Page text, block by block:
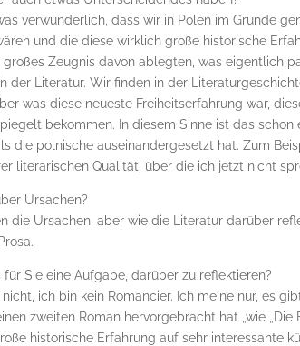
verwunderlich, dass wir in Polen im Grunde
und die diese wirklich große historische
großes Zeugnis davon ablegten, was eigentlich
der Literatur. Wir finden in der
was diese neueste Freiheitserfahrung war,
bekommen. In diesem Sinne ist das
die polnische auseinandergesetzt hat. Zum
literarischen Qualität, über die ich jetzt nicht
Ursachen?
die Ursachen, aber wie die Literatur darüber
für Sie eine Aufgabe, darüber zu reflektieren?
nicht, ich bin kein Romancier. Ich meine nur, es
zweiten Roman hervorgebracht hat „wie
historische Erfahrung auf sehr interessante